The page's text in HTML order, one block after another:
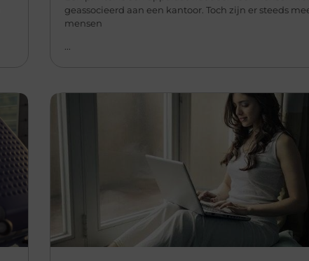
geassocieerd aan een kantoor. Toch zijn er steeds
mensen
...